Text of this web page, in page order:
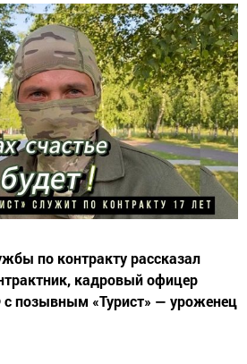
по контракту рассказал
кадровый офицер
позывным «Турист» — уроженец